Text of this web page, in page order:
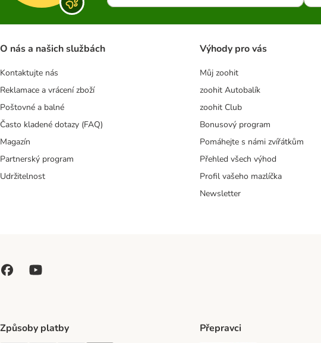
O nás a našich službách
Kontaktujte nás
Reklamace a vrácení zboží
Poštovné a balné
Často kladené dotazy (FAQ)
Magazín
Partnerský program
Udržitelnost
Výhody pro vás
Můj zoohit
zoohit Autobalík
zoohit Club
Bonusový program
Pomáhejte s námi zvířátkům
Přehled všech výhod
Profil vašeho mazlíčka
Newsletter
Způsoby platby Přepravci